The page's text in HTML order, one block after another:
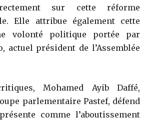
sur cette réforme
Elle attribue également cette
volonté politique portée par
actuel président de l’Assemblée
Mohamed Ayib Daffé,
parlementaire Pastef, défend
comme l’aboutissement